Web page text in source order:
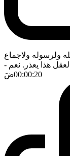
ولرسوله ولاجماع
هذا يعذر. نعم -
00:00:20ضَ